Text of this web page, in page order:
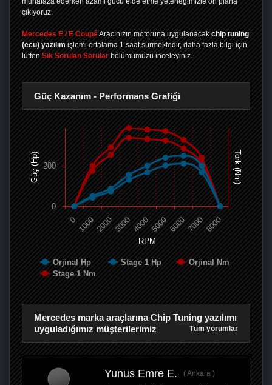
çıkıyoruz.
Mercedes E / E CoupéAracınızın motoruna uygulanacak chip tuning
(ecu) yazılım işlemi ortalama 1 saat sürmektedir, daha fazla bilgi için
lütfen Sık Sorulan Sorular bölümümüzü inceleyiniz.
Güç Kazanım - Performans Grafiği
RPM
Güç (Hp) Tork (Nm)
Orjinal Hp Stage 1 Hp
Orjinal Nm
Stage 1 Nm
0 100020003000 40005000600070008000
0
200
Mercedes marka araçlarına Chip Tuning yazılımı
uyguladığımız müşterilerimiz
Tüm yorumlar
Yunus Emre E.
Ankara